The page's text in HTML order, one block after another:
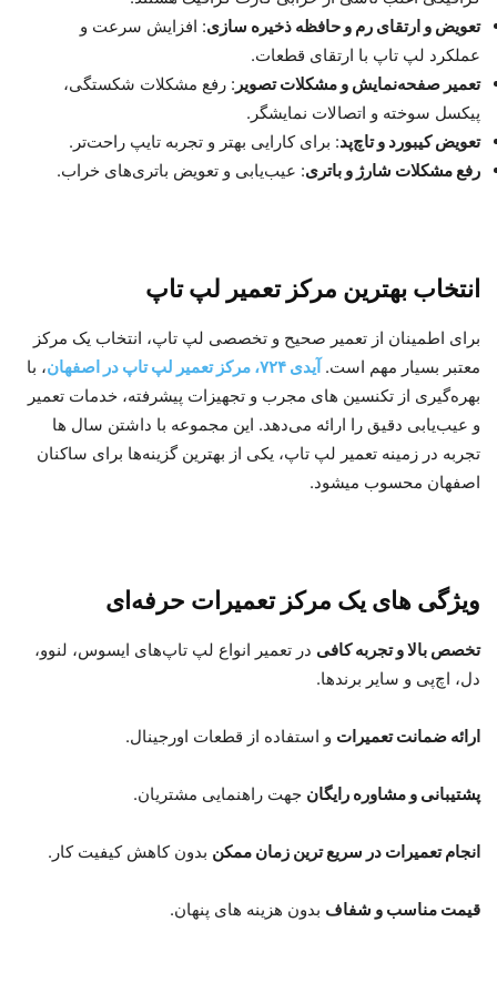
تعویض و ارتقای رم و حافظه ذخیره‌ سازی: افزایش سرعت و
عملکرد لپ‌ تاپ با ارتقای قطعات.
تعمیر صفحه‌نمایش و مشکلات تصویر : رفع مشکلات شکستگی،
پیکسل سوخته و اتصالات نمایشگر.
تعویض کیبورد و تاچ‌پد: برای کارایی بهتر و تجربه تایپ راحت‌تر.
رفع مشکلات شارژ و باتری: عیب‌یابی و تعویض باتری‌های خراب.
انتخاب بهترین مرکز تعمیر لپ‌ تاپ
برای اطمینان از تعمیر صحیح و تخصصی لپ‌ تاپ، انتخاب یک مرکز
معتبر بسیار مهم است. آیدی ۷۲۴، مرکز تعمیر لپ‌ تاپ در اصفهان
، با
بهره‌گیری از تکنسین‌ های مجرب و تجهیزات پیشرفته، خدمات تعمیر
و عیب‌یابی دقیق را ارائه می‌دهد. این مجموعه با داشتن سال‌ ها
تجربه در زمینه تعمیر لپ‌ تاپ، یکی از بهترین گزینه‌ها برای ساکنان
اصفهان محسوب میشود.
ویژگی‌ های یک مرکز تعمیرات حرفه‌ای
تخصص بالا و تجربه کافی در تعمیر انواع لپ‌ تاپ‌های ایسوس، لنوو،
دل، اچ‌پی و سایر برندها.
ارائه ضمانت تعمیرات و استفاده از قطعات اورجینال.
پشتیبانی و مشاوره رایگان جهت راهنمایی مشتریان.
انجام تعمیرات در سریع‌ ترین زمان ممکن بدون کاهش کیفیت کار.
قیمت مناسب و شفاف بدون هزینه‌ های پنهان.